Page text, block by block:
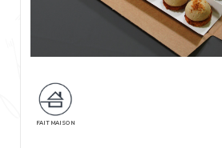
FAIT MAISON